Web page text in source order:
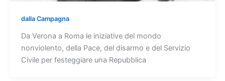
dalla Campagna
Da Verona a Roma le iniziative del mondo
nonviolento, della Pace, del disarmo e del Servizio
Civile per festeggiare una Repubblica